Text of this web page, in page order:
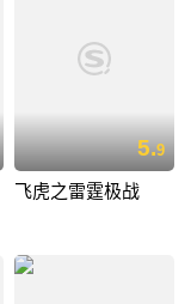
5.9
飞虎之雷霆极战